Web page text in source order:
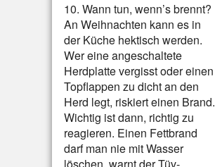
10. Wann tun, wenn’s brennt?
An Weihnachten kann es in
der Küche hektisch werden.
Wer eine angeschaltete
Herdplatte vergisst oder einen
Topflappen zu dicht an den
Herd legt, riskiert einen Brand.
Wichtig ist dann, richtig zu
reagieren. Einen Fettbrand
darf man nie mit Wasser